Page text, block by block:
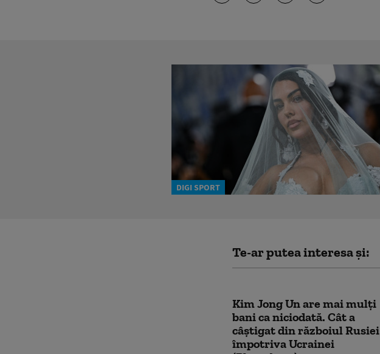
DIGI SPORT
Te-ar putea interesa și:
Kim Jong Un are mai mulți
bani ca niciodată. Cât a
câștigat din războiul Rusiei
împotriva Ucrainei